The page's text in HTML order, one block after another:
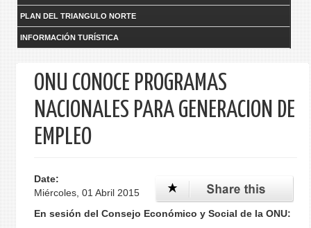
PLAN DEL TRIANGULO NORTE
INFORMACIÓN TURÍSTICA
ONU CONOCE PROGRAMAS
NACIONALES PARA GENERACION DE
EMPLEO
Date:
Miércoles, 01 Abril 2015
En sesión del Consejo Económico y Social de la ONU: